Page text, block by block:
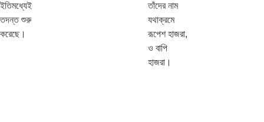
ইতিমধ্যেই
তদন্ত শুরু
করেছে।
তাঁদের নাম
যথাক্রমে
রূপেশ হাজরা,
ও বাপি
হাজরা।